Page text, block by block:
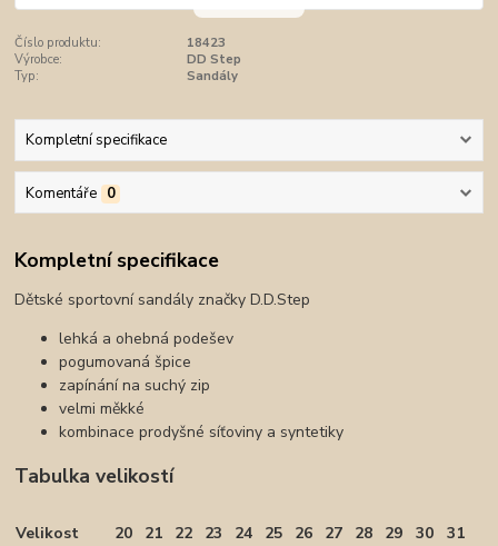
Číslo produktu:
18423
Výrobce:
DD Step
Typ:
Sandály
Kompletní specifikace
Komentáře 0
Kompletní specifikace
Dětské sportovní sandály značky D.D.Step
lehká a ohebná podešev
pogumovaná špice
zapínání na suchý zip
velmi měkké
kombinace prodyšné síťoviny a syntetiky
Tabulka velikostí
Velikost 20 21 22 23 24 25 26 27 28 29 30
31